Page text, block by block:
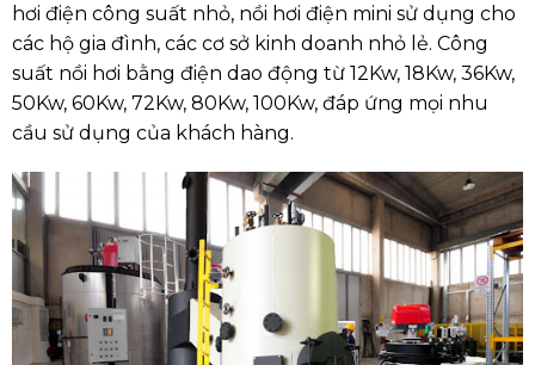
hơi điện công suất nhỏ, nồi hơi điện mini sử dụng cho
các hộ gia đình, các cơ sở kinh doanh nhỏ lẻ. Công
suất nồi hơi bằng điện dao động từ 12Kw, 18Kw, 36Kw,
50Kw, 60Kw, 72Kw, 80Kw, 100Kw, đáp ứng mọi nhu
cầu sử dụng của khách hàng.